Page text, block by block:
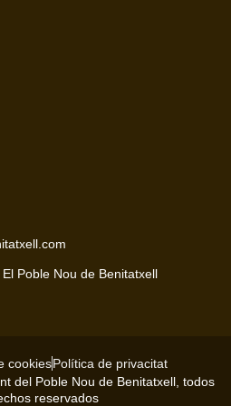
Poble Nou de Benitatxell
cookiesPolítica de privacitat
del Poble Nou de Benitatxell, todos
reservados